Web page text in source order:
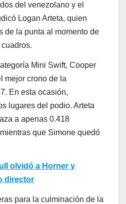
del venezolano y el
Logan Arteta, quien
de la punta al momento de
Mini Swift, Cooper
mejor crono de la
En esta ocasión,
lugares del podio. Arteta
a apenas 0.418
que Simone quedó
olvidó a Horner y
director
para la culminación de la